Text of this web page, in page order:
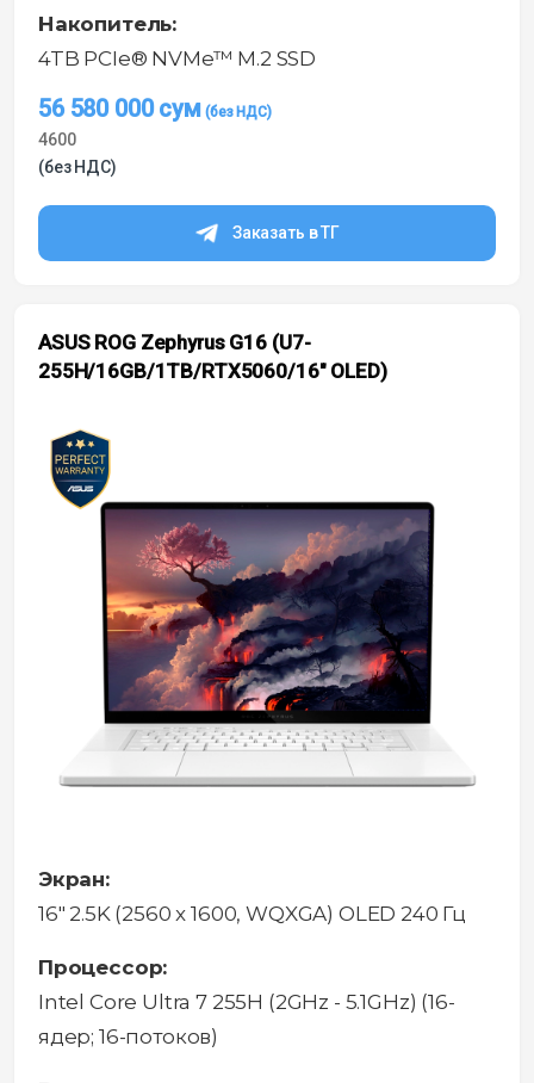
Накопитель:
4TB PCIe® NVMe™ M.2 SSD
56 580 000сум
4600
(без НДС)
Заказать в ТГ
ASUS ROG Zephyrus G16 (U7-
255H/16GB/1TB/RTX5060/16″ OLED)
Экран:
16" 2.5K (2560 x 1600, WQXGA) OLED 240 Гц
Процессор:
Intel Core Ultra 7 255H (2GHz - 5.1GHz) (16-
ядер; 16-потоков)